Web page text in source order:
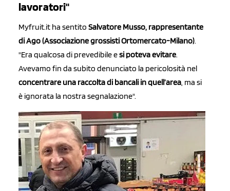
lavoratori"
Myfruit.it ha sentito Salvatore Musso, rappresentante
di Ago (Associazione grossisti Ortomercato-Milano).
"Era qualcosa di prevedibile esi poteva evitare.
Avevamo fin da subito denunciato la pericolosità nel
concentrare una raccolta di bancali in quell’area, ma si
è ignorata la nostra segnalazione".